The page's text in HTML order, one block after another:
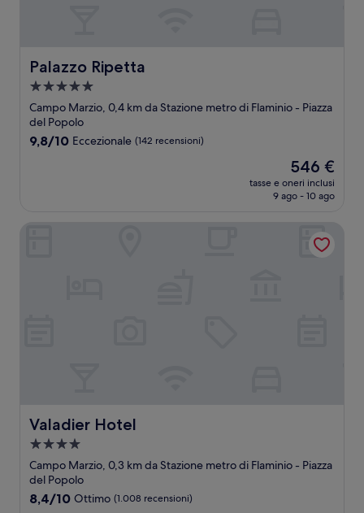
Palazzo Ripetta
Palazzo Ripetta
Struttura
a
5.0
stelle
Campo Marzio, 0,4 km da Stazione metro di Flaminio - Piazza
del Popolo
9.8
9,8/10 Eccezionale (142 recensioni)
Il
prezzo
attuale
546 €
546 €
tasse e oneri inclusi
9 ago - 10 ago
Valadier Hotel
Valadier Hotel
Struttura
a
4.0
stelle
Campo Marzio, 0,3 km da Stazione metro di Flaminio - Piazza
del Popolo
8.4
8,4/10 Ottimo (1.008 recensioni)